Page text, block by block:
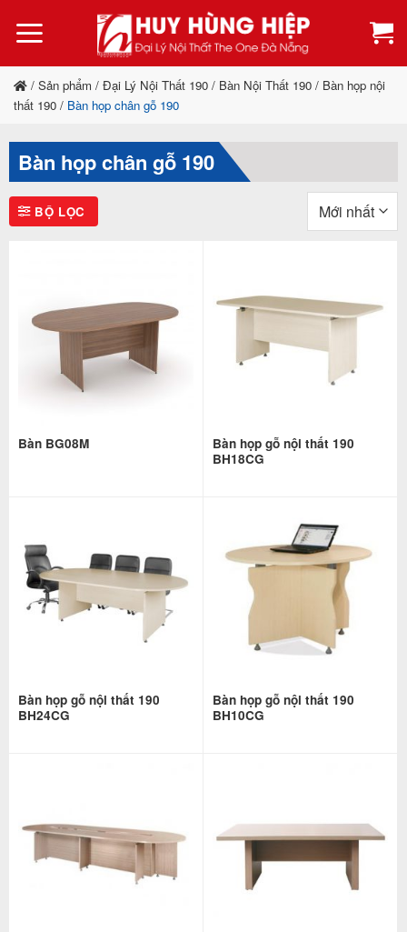
qua
dung
/ Sản phẩm / Đại Lý Nội Thất 190 / Bàn Nội Thất 190 / Bàn họp nội
thất 190 / Bàn họp chân gỗ 190
Bàn họp chân gỗ 190
BỘ LỌC
Bàn BG08M
Bàn họp gỗ nội thất 190
BH18CG
Bàn họp gỗ nội thất 190
BH24CG
Bàn họp gỗ nội thất 190
BH10CG